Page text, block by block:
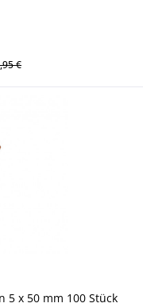
€
5 x 50 mm 100 Stück